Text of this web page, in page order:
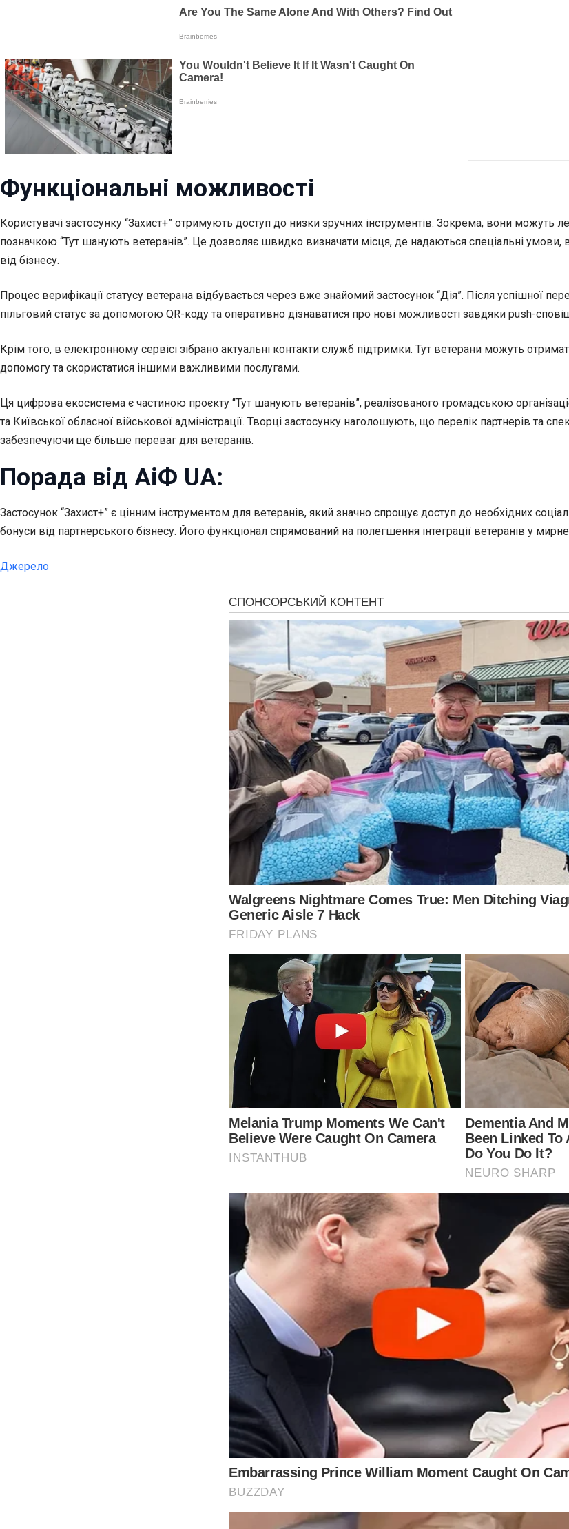
Функціональні можливості
Користувачі застосунку “Захист+” отримують доступ до низки зручних інструментів. Зокрема, вони можуть
позначкою “Тут шанують ветеранів”. Це дозволяє швидко визначати місця, де надаються спеціальні
від бізнесу.
Процес верифікації статусу ветерана відбувається через вже знайомий застосунок “Дія”. Після успішної
пільговий статус за допомогою QR-коду та оперативно дізнаватися про нові можливості завдяки push-
Крім того, в електронному сервісі зібрано актуальні контакти служб підтримки. Тут ветерани можуть
допомогу та скористатися іншими важливими послугами.
Ця цифрова екосистема є частиною проєкту “Тут шанують ветеранів”, реалізованого громадською
та Київської обласної військової адміністрації. Творці застосунку наголошують, що перелік партнерів та
забезпечуючи ще більше переваг для ветеранів.
Порада від АіФ UA:
Застосунок “Захист+” є цінним інструментом для ветеранів, який значно спрощує доступ до необхідних
бонуси від партнерського бізнесу. Його функціонал спрямований на полегшення інтеграції ветеранів у
Джерело